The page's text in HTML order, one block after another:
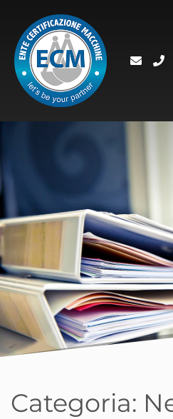
Categoria: